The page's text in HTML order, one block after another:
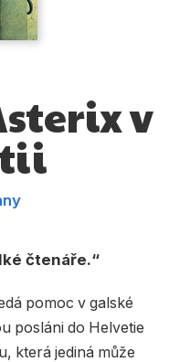
v
čtenáře.
pomoc v galské
posláni do Helvetie
která jediná může